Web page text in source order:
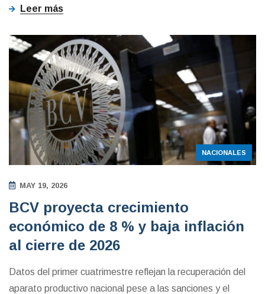
Leer más
NACIONALES
MAY 19, 2026
BCV proyecta crecimiento
económico de 8 % y baja inflación
al cierre de 2026
Datos del primer cuatrimestre reflejan la recuperación del
aparato productivo nacional pese a las sanciones y el